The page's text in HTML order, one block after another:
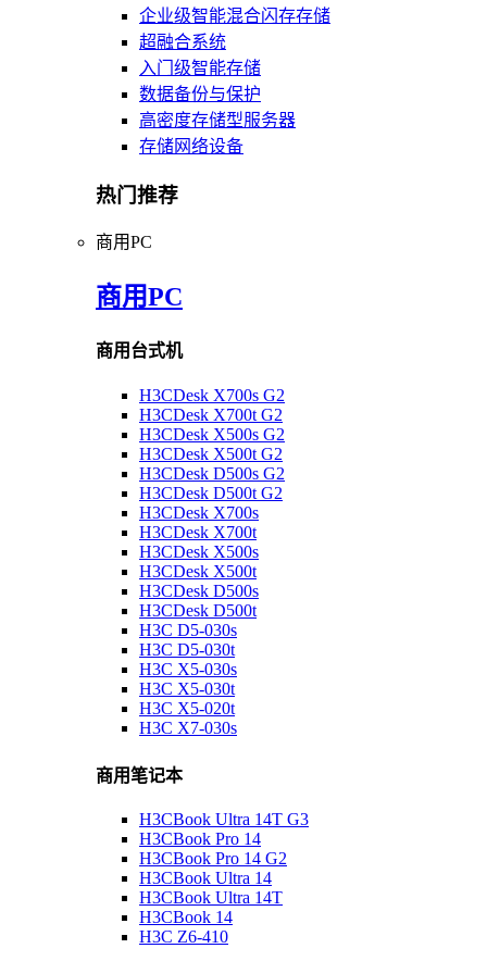
企业级智能混合闪存存储
超融合系统
入门级智能存储
数据备份与保护
高密度存储型服务器
存储网络设备
热门推荐
商用PC
商用PC
商用台式机
H3CDesk X700s G2
H3CDesk X700t G2
H3CDesk X500s G2
H3CDesk X500t G2
H3CDesk D500s G2
H3CDesk D500t G2
H3CDesk X700s
H3CDesk X700t
H3CDesk X500s
H3CDesk X500t
H3CDesk D500s
H3CDesk D500t
H3C D5-030s
H3C D5-030t
H3C X5-030s
H3C X5-030t
H3C X5-020t
H3C X7-030s
商用笔记本
H3CBook Ultra 14T G3
H3CBook Pro 14
H3CBook Pro 14 G2
H3CBook Ultra 14
H3CBook Ultra 14T
H3CBook 14
H3C Z6-410